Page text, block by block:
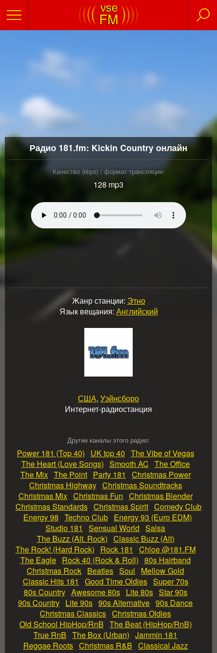
Радио 181.fm: Kickin Country онлайн
Качество (kbps) / формат трансляции:
128 mp3
Жанр станции: Этно
Язык вещания: Английский
США, Уэйнсборо
Интернет-радиостанция
Другие каналы этого радио:
Power 181 (Top 40) UK top 40 The Vibe of Vegas
The Heart (Love Songs) Smooth AC The Office
The Mix The Point Party 181
Christmas Power
Christmas Highway Christmas Soundtracks
Christmas Mix Christmas Fun Christmas Blender
Christmas Standards Christmas Spirit Comedy Club
Energy 98 Techno Club Energy 93 (Euro EDM)
Studio 181
Sensual World Salsa
The Buzz (Alt. Rock) Classic Buzz (Alt)
The Rock! (Hard Rock)
Rock 181
Chloe @181.FM
The Eagle Rock 40 (Rock & Roll) 80s Hairband
Christmas Rock Beatles Soul
Mellow Gold
Classic Hits 181
Good Time Oldies Super 70s
80s Country Awesome 80s Lite 80s Star 90s
90s Country Lite 90s 90s Alternative 90s Dance
Christmas Classics Christmas Oldies
Old School HipHop/RnB The Beat (HipHop/RnB)
True RnB The Box (Urban) Jammin 181
Reggae Roots Christmas R&B Classical Jazz